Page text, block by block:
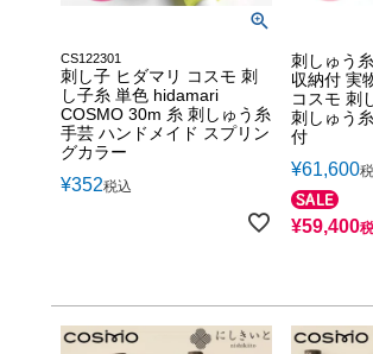
CS122301
刺し子 ヒダマリ コスモ 刺
し子糸 単色 hidamari
COSMO 30m 糸 刺しゅう糸
手芸 ハンドメイド スプリン
グカラー
¥352税込
刺しゅう
収納付 実
コスモ 刺
刺しゅう
付
¥61,600
¥59,400